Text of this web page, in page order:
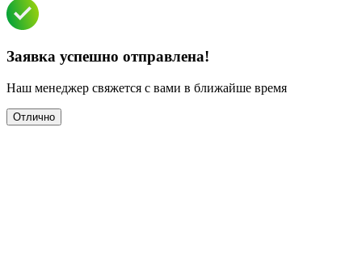
Заявка успешно отправлена!
Наш менеджер свяжется с вами в ближайше время
Отлично